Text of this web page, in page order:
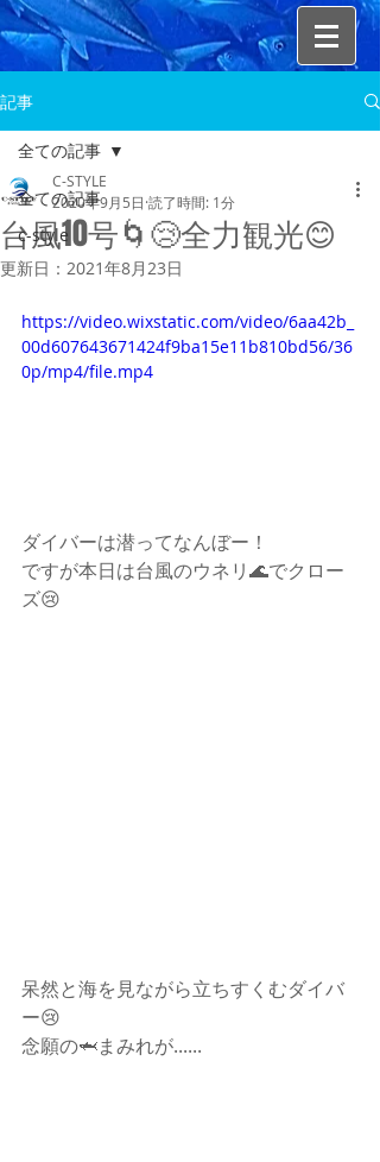
記事
全ての記事
c-style
全ての記事
台風10号🌀😢全力観光😊
C-STYLE
2020年9月5日 読了時間: 1分
更新日： 2021年8月23日
https://video.wixstatic.com/video/6aa42b_
00d607643671424f9ba15e11b810bd56/36
0p/mp4/file.mp4
ダイバーは潜ってなんぼー！
ですが本日は台風のウネリ🌊でクロー
ズ😢
呆然と海を見ながら立ちすくむダイバ
ー😢
念願の🦈まみれが......